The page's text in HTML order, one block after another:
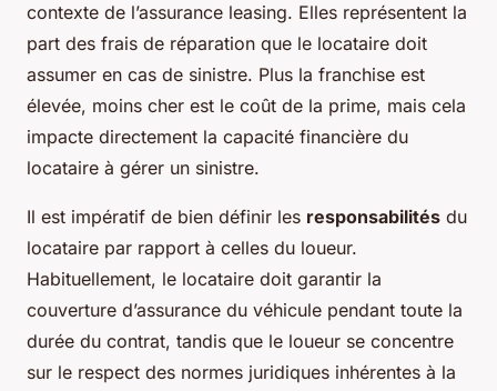
contexte de l’assurance leasing. Elles représentent la
part des frais de réparation que le locataire doit
assumer en cas de sinistre. Plus la franchise est
élevée, moins cher est le coût de la prime, mais cela
impacte directement la capacité financière du
locataire à gérer un sinistre.
Il est impératif de bien définir les responsabilités du
locataire par rapport à celles du loueur.
Habituellement, le locataire doit garantir la
couverture d’assurance du véhicule pendant toute la
durée du contrat, tandis que le loueur se concentre
sur le respect des normes juridiques inhérentes à la